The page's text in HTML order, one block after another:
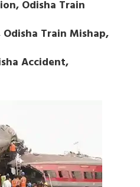
Odisha Train
Train Mishap,
Accident,